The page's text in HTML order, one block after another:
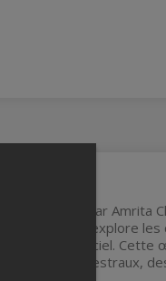
créé par Amrita
il explore les
Femme du ciel. Cette
savoirs ancestraux,